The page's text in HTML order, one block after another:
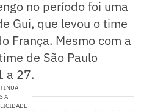
no período foi uma
Gui, que levou o time
França. Mesmo com a
de São Paulo
a 27.
A